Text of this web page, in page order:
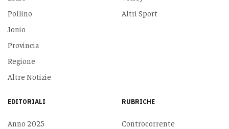
Pollino
Jonio
Provincia
Regione
Altre Notizie
Altri Sport
EDITORIALI
Anno 2025
RUBRICHE
Controcorrente